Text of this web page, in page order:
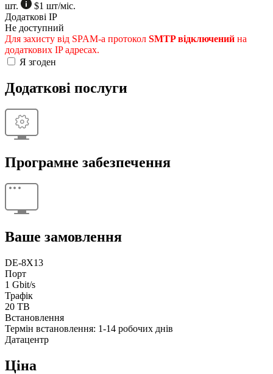
шт.
$1 шт/міс.
Додаткові IP
Не доступний
Для захисту від SPAM-а протокол SMTP відключений на
додаткових IP адресах.
Я згоден
Додаткові послуги
Програмне забезпечення
Ваше замовлення
DE-8X13
Порт
1 Gbit/s
Трафік
20 TB
Встановлення
Термін встановлення: 1-14 робочих днів
Датацентр
Ціна